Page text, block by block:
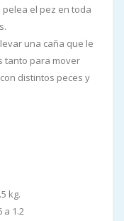
el pez en toda
una caña que le
tanto para mover
distintos peces y
kg.
a 1.2